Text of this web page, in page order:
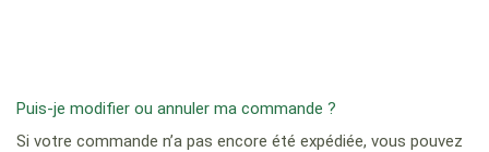
Puis-je modifier ou annuler ma commande ?
Si votre commande n’a pas encore été expédiée, vous pouvez